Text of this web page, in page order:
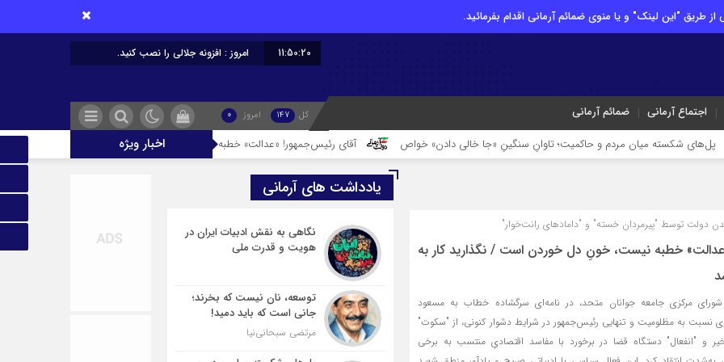
طریق "این لینک" و یا منوی ضمائم آرمانی اقدام بفرمائید.
11:50:21 امروز : افزونه جلالی را نصب کنید.
اجتماع آرمانی ضمائم آرمانی کل 147 امروز 0
اخبار ویژه میان مردم و حاکمیت؛ تاوانِ سنگینِ «جا خالی دادن» خواص آقای رئیس‌جمهور! «عدالت» خطبه نیست، خونِ دل خوردن است / نگذارید کار به فریاد «وا اسلاما»
دولت توسط "پیرمردان خسته" و "دامادهای رانت‌خوار"
خطبه نیست، خونِ دل خوردن است / نگذارید کار به
مرکزی جامعه جوانان متحد، در نامه‌ای سرگشاده خطاب به مسعود
نسبت به مظلومیت و تنهایی رئیس‌جمهور در شرایط دشوار کنونی، از "سکوت"
و "انفعال" دستگاه قضا در برخورد با مفاسد اقتصادیِ منتسب به برخی
یادداشت های آرمانی
نگاهی به نقش ادبیات ایران در
هویت و قدرت ملی
توسعه، نان نیست که بخرند؛
جانی است که باید دمید!
مرتضی سبحانی‌نیا